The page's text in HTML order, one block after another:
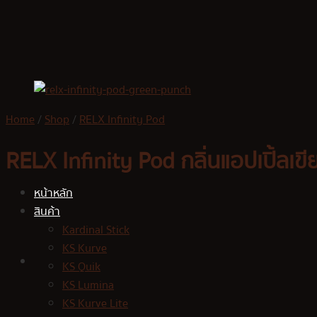
หน้าหลัก
สินค้า
Kardinal Stick
KS Kurve
KS Quik
KS Lumina
KS Kurve Lite
Home/Shop/RELX Infinity Pod
RELX Infinity Pod กลิ่นแอปเปิ้ลเขี